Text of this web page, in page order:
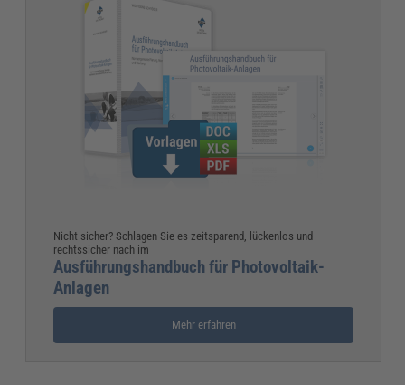
Nicht sicher? Schlagen Sie es zeitsparend, lückenlos und
rechtssicher nach im
Ausführungshandbuch für Photovoltaik-
Anlagen
Mehr erfahren